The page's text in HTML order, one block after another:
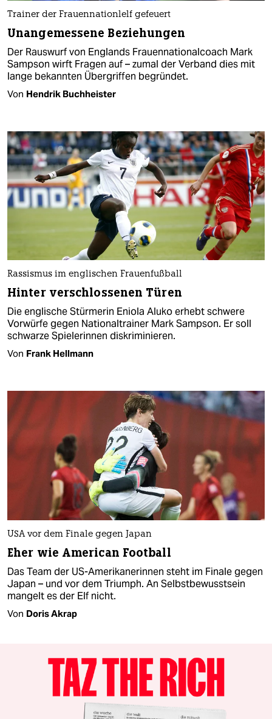
Trainer der Frauennationlelf gefeuert
Unangemessene Beziehungen
Der Rauswurf von Englands Frauennationalcoach Mark
Sampson wirft Fragen auf – zumal der Verband dies mit
lange bekannten Übergriffen begründet.
Von Hendrik Buchheister
Rassismus im englischen Frauenfußball
Hinter verschlossenen Türen
Die englische Stürmerin Eniola Aluko erhebt schwere
Vorwürfe gegen Nationaltrainer Mark Sampson. Er soll
schwarze Spielerinnen diskriminieren.
Von Frank Hellmann
USA vor dem Finale gegen Japan
Eher wie American Football
Das Team der US-Amerikanerinnen steht im Finale gegen
Japan – und vor dem Triumph. An Selbstbewusstsein
mangelt es der Elf nicht.
Von Doris Akrap